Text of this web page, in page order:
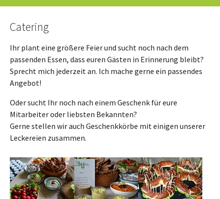
Catering
Ihr plant eine größere Feier und sucht noch nach dem
passenden Essen, dass euren Gästen in Erinnerung bleibt?
Sprecht mich jederzeit an. Ich mache gerne ein passendes
Angebot!
Oder sucht Ihr noch nach einem Geschenk für eure
Mitarbeiter oder liebsten Bekannten?
Gerne stellen wir auch Geschenkkörbe mit einigen unserer
Leckereien zusammen.